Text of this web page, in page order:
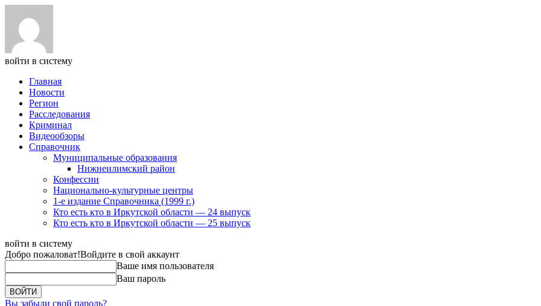
войти в систему
Главная
Новости
Регион
Расследования
Криминал
Видеообзоры
Справочник
Муниципальные образования
Нижнеилимский район
Конфессии
Национально-культурные центры
1-е издание Справочника (1999 г.)
Кто есть кто в Иркутской области — 24 выпуск
Кто есть кто в Иркутской области — 25 выпуск
войти в систему
Добро пожаловат!Войдите в свой аккаунт
Ваше имя пользователя
Ваш пароль
Вы забыли свой пароль?